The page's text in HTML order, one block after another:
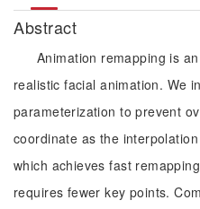
Abstract
Animation remapping is
realistic facial animation. We
parameterization to prevent
coordinate as the
which achieves fast
requires fewer key points.